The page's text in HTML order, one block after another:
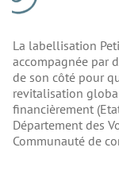
La labellisation
accompagnée par
de son côté pour
revitalisation
financièrement
Département des
Communauté de